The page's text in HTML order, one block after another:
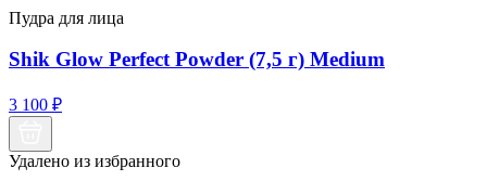
Пудра для лица
Shik Glow Perfect Powder (7,5 г) Medium
3 100 ₽
Удалено из избранного